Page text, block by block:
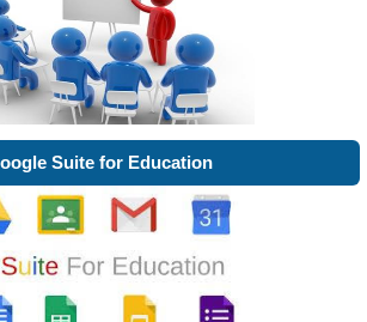
Suite for Education